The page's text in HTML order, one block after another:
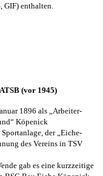
GIF) enthalten.
(vor 1945)
1896 als „Arbeiter-
Köpenick
der „Eiche-
des Vereins in TSV
gab es eine kurzzeitige